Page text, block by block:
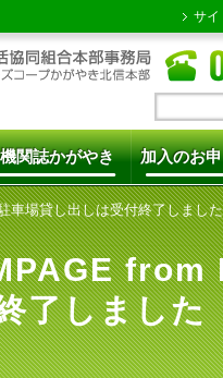
サイ
機関誌かがやき 加入のお
場貸し出しは受付終了しました
from
了しました